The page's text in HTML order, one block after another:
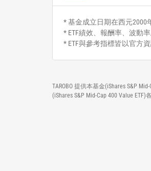
* 基金成立日期在西元2000
* ETF績效、報酬率、波動
* ETF與參考指標皆以官方
TAROBO 提供本基金(iShares S&P
(iShares S&P Mid-Cap 400 Value